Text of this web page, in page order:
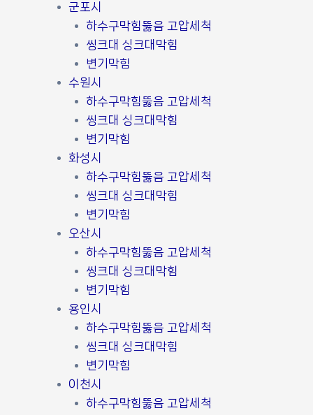
군포시
하수구막힘뚫음 고압세척
씽크대 싱크대막힘
변기막힘
수원시
하수구막힘뚫음 고압세척
씽크대 싱크대막힘
변기막힘
화성시
하수구막힘뚫음 고압세척
씽크대 싱크대막힘
변기막힘
오산시
하수구막힘뚫음 고압세척
씽크대 싱크대막힘
변기막힘
용인시
하수구막힘뚫음 고압세척
씽크대 싱크대막힘
변기막힘
이천시
하수구막힘뚫음 고압세척